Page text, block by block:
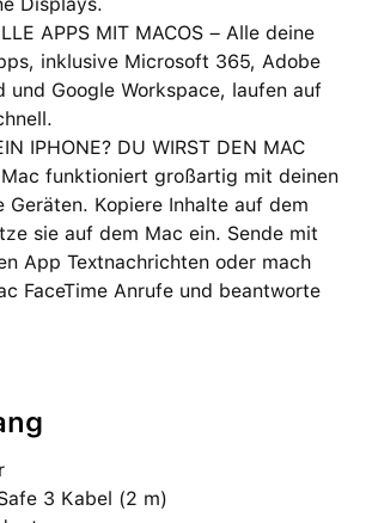
APPS MIT MACOS – Alle deine
inklusive Microsoft 365, Adobe
und Google Workspace, laufen auf
IPHONE? DU WIRST DEN MAC
Mac funktioniert großartig mit deinen
Geräten. Kopiere Inhalte auf dem
sie auf dem Mac ein. Sende mit
App Textnachrichten oder mach
FaceTime Anrufe und beantworte
3 Kabel (2 m)